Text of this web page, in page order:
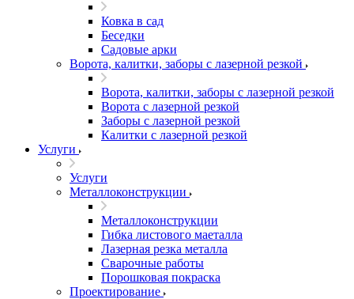
Ковка в сад
Беседки
Садовые арки
Ворота, калитки, заборы с лазерной резкой
Ворота, калитки, заборы с лазерной резкой
Ворота с лазерной резкой
Заборы с лазерной резкой
Калитки с лазерной резкой
Услуги
Услуги
Металлоконструкции
Металлоконструкции
Гибка листового маеталла
Лазерная резка металла
Сварочные работы
Порошковая покраска
Проектирование